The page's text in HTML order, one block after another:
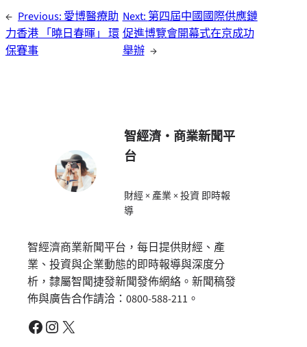
← Previous: 愛博醫療助
力香港 「曉日春暉」 環
保賽事
Next:第四屆中國國際供應鏈
促進博覽會開幕式在京成功
舉辦 →
智經濟・商業新聞平
台
財經 × 產業 × 投資 即時報
導
智經濟商業新聞平台，每日提供財經、產
業、投資與企業動態的即時報導與深度分
析，隸屬智聞捷發新聞發佈網絡。新聞稿發
佈與廣告合作請洽：0800-588-211。
Facebook Instagram X